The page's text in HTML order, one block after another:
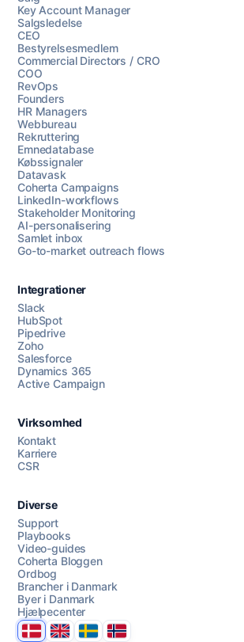
Chat med os
AI Campaign Assist
Key Account Manager
Salgsledelse
CEO
Bestyrelsesmedlem
Commercial Directors / CRO
COO
RevOps
Founders
HR Managers
Webbureau
Rekruttering
Emnedatabase
Købssignaler
Datavask
Coherta Campaigns
LinkedIn-workflows
Stakeholder Monitoring
AI-personalisering
Samlet inbox
Go-to-market outreach flows
Integrationer
Slack
HubSpot
Pipedrive
Zoho
Salesforce
Dynamics 365
Active Campaign
Virksomhed
Kontakt
Karriere
CSR
Diverse
Support
Playbooks
Video-guides
Coherta Bloggen
Ordbog
Brancher i Danmark
Byer i Danmark
Hjælpecenter
DanmarkUnited Kingdom
SverigeNorge